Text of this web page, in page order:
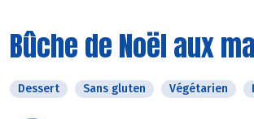
Bûche de Noël aux
Dessert Sans gluten Végétarien